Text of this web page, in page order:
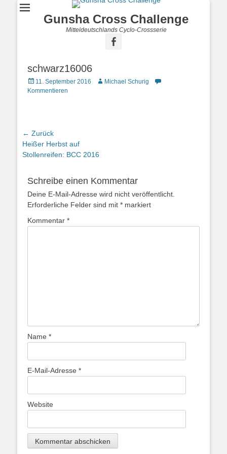
Gunsha Cross Challenge
Mitteldeutschlands Cyclo-Crossserie
schwarz16006
11. September 2016
Michael Schurig
Kommentieren
← Zurück
Vorhergehender
Beitrag:
Heißer Herbst auf
Stollenreifen: BCC 2016
Schreibe einen Kommentar
Deine E-Mail-Adresse wird nicht veröffentlicht.
Erforderliche Felder sind mit * markiert
Kommentar *
Name *
E-Mail-Adresse *
Website